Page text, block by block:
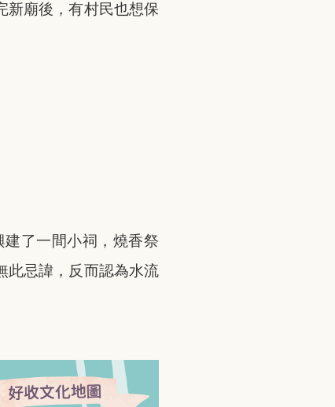
新廟後，有村民也想保
了一間小祠，燒香祭
此忌諱，反而認為水流